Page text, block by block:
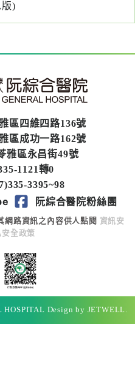
)
區四維四路136號
區成功一路162號
雅區永昌街49號
1121轉0
3395~98
阮綜合醫院粉絲團
網路資訊之內容供人點閱 資訊安
全政策
Design by JETWELL.